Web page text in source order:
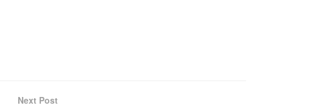
Next Post